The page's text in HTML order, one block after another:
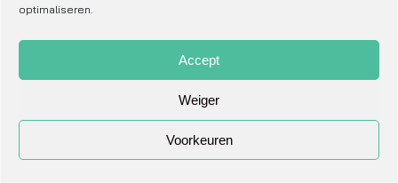
optimaliseren.
Accept
Weiger
Voorkeuren
conditions générales organisations soutenues